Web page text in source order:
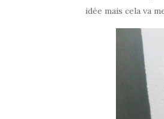
idée mais cela va